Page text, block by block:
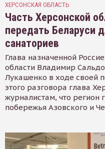
ХЕРСОНСКАЯ ОБЛАСТЬ
Часть Херсонской
передать Беларуси
санаториев
Глава назначенной
области Владимир
Лукашенко в ходе своей
этого разговора глава
журналистам, что регион
побережья Азовского и